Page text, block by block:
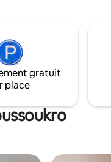
and a
luxury.
facilement
touristiques
vous
gratuit
place